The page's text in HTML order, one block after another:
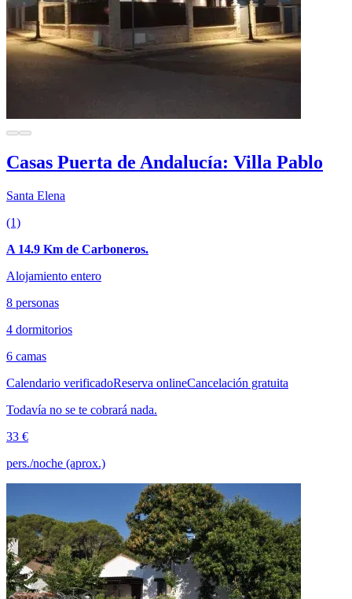
Casas Puerta de Andalucía: Villa Pablo
Santa Elena
(1)
A 14.9 Km de Carboneros.
Alojamiento entero
8 personas
4 dormitorios
6 camas
Calendario verificadoReserva onlineCancelación gratuita
Todavía no se te cobrará nada.
33 €
pers./noche (aprox.)